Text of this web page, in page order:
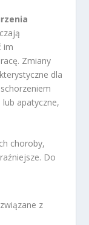
im
Zmiany
dla
apatyczne,
choroby,
Do
z